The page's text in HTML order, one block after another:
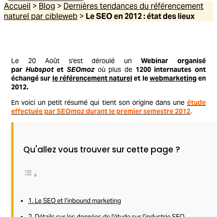
Accueil > Blog > Dernières tendances du référencement
naturel par cibleweb > Le SEO en 2012 : état des lieux
Le 20 Août s’est déroulé unWebinar organisé
par HubspotetSEOmoz où plus de 1200 internautes ont
échangé sur le référencement naturelet lewebmarketingen
2012.
En voici un petit résumé qui tient son origine dans une étude
effectuée par SEOmoz durant le premier semestre 2012.
Qu'allez vous trouver sur cette page ?
1. Le SEO et l’inbound marketing